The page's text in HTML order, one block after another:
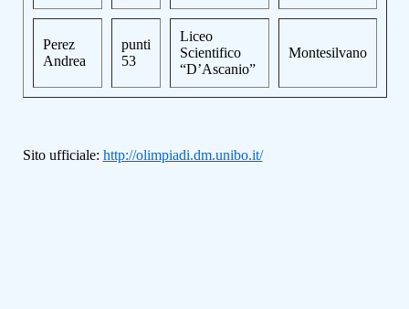
Perez
Andrea
punti
53
Liceo
Scientifico
“D’Ascanio”
Montesilvano
Sito ufficiale: http://olimpiadi.dm.unibo.it/